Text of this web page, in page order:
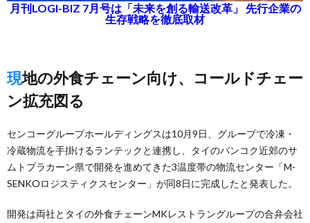
月刊LOGI-BIZ 7月号は「未来を創る輸送改革」 先行企業の
生存戦略を徹底取材
現地の外食チェーン向け、コールドチェー
ン拡充図る
センコーグループホールディングスは10月9日、グループで冷凍・
冷蔵物流を手掛けるランテックと連携し、タイのバンコク近郊のサ
ムトプラカーン県で開発を進めてきた3温度帯の物流センター「M-
SENKOロジスティクスセンター」が同8日に完成したと発表した。
開発は両社とタイの外食チェーンMKレストラングループの合弁会社